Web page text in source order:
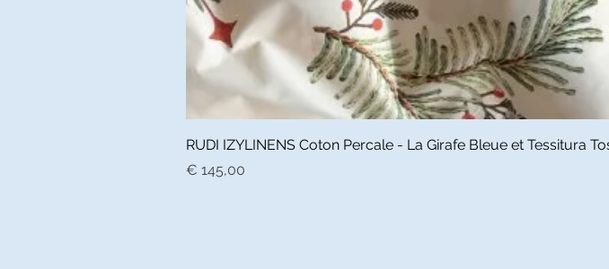
Snel
RUDI IZYLINENS Coton Percale - La Girafe Bleue et Tessitura
Prijs
€ 145,00